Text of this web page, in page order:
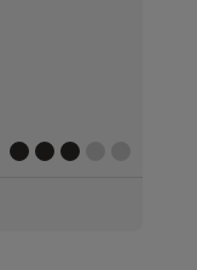
valuevaluevalue